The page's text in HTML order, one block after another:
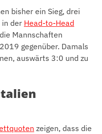
bisher ein Sieg, drei
in der Head-to-Head
Mannschaften
gegenüber. Damals
auswärts 3:0 und zu
zeigen, dass die